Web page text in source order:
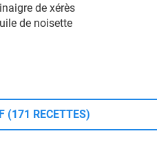
de xérès
de noisette
(171 RECETTES)